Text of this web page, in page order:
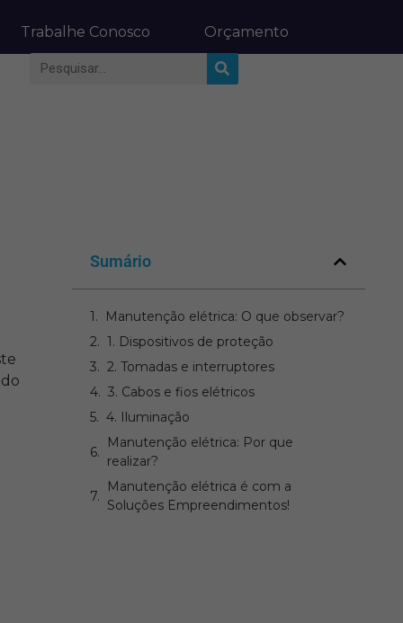
Trabalhe Conosco Orçamento
Sumário
Manutenção elétrica: O que observar?
1. Dispositivos de proteção
2. Tomadas e interruptores
3. Cabos e fios elétricos
4. Iluminação
Manutenção elétrica: Por que
realizar?
Manutenção elétrica é com a
Soluções Empreendimentos!